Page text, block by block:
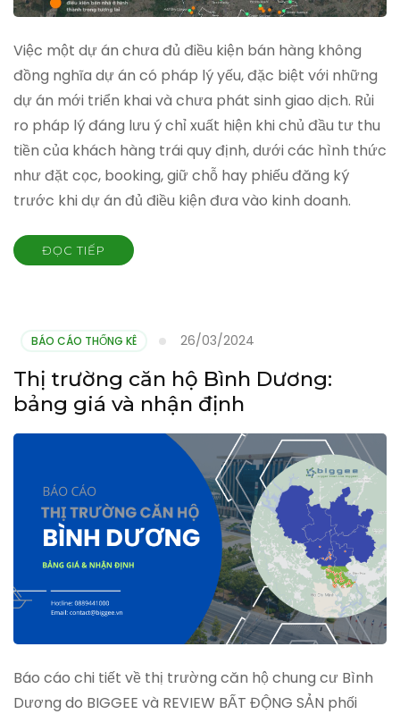
Việc một dự án chưa đủ điều kiện bán hàng không
đồng nghĩa dự án có pháp lý yếu, đặc biệt với những
dự án mới triển khai và chưa phát sinh giao dịch. Rủi
ro pháp lý đáng lưu ý chỉ xuất hiện khi chủ đầu tư thu
tiền của khách hàng trái quy định, dưới các hình thức
như đặt cọc, booking, giữ chỗ hay phiếu đăng ký
trước khi dự án đủ điều kiện đưa vào kinh doanh.
ĐỌC TIẾP
BÁO CÁO THỐNG KÊ 26/03/2024
Thị trường căn hộ Bình Dương:
bảng giá và nhận định
Báo cáo chi tiết về thị trường căn hộ chung cư Bình
Dương do BIGGEE và REVIEW BẤT ĐỘNG SẢN phối